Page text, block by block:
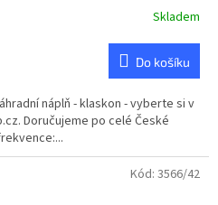
Skladem
Do košíku
náplň - klaskon - vyberte si v
Doručujeme po celé České
Kód: 3566/42